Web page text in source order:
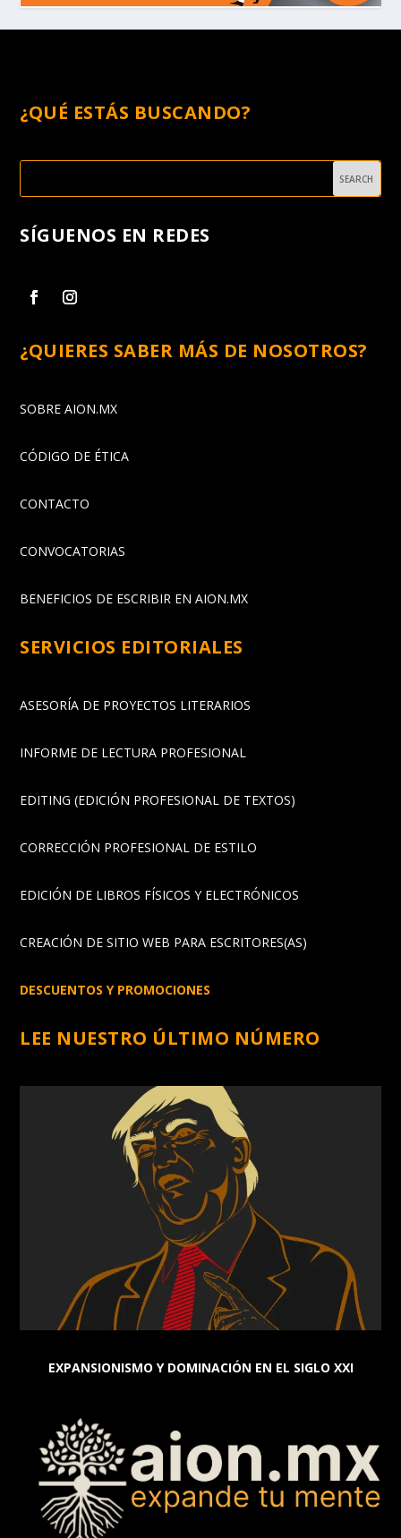
¿QUÉ ESTÁS BUSCANDO?
SÍGUENOS EN REDES
¿QUIERES SABER MÁS DE NOSOTROS?
SOBRE AION.MX
CÓDIGO DE ÉTICA
CONTACTO
CONVOCATORIAS
BENEFICIOS DE ESCRIBIR EN AION.MX
SERVICIOS EDITORIALES
ASESORÍA DE PROYECTOS LITERARIOS
INFORME DE LECTURA PROFESIONAL
EDITING (EDICIÓN PROFESIONAL DE TEXTOS)
CORRECCIÓN PROFESIONAL DE ESTILO
EDICIÓN DE LIBROS FÍSICOS Y ELECTRÓNICOS
CREACIÓN DE SITIO WEB PARA ESCRITORES(AS)
DESCUENTOS Y PROMOCIONES
LEE NUESTRO ÚLTIMO NÚMERO
EXPANSIONISMO Y DOMINACIÓN EN EL SIGLO XXI